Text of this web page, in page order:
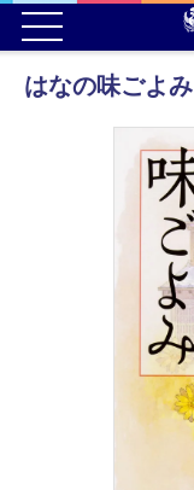
はなの味ごよみ